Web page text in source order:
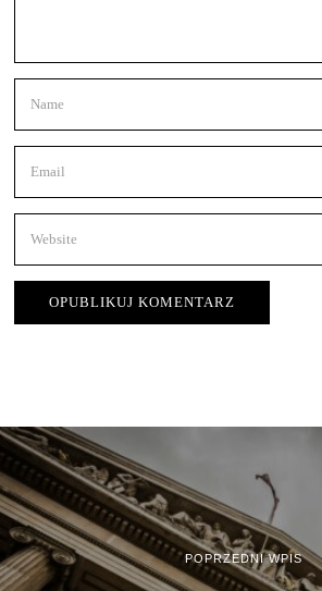
POPRZEDNI WPIS